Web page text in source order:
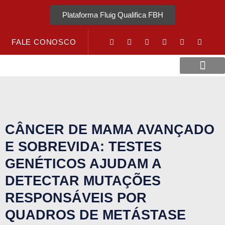
Plataforma Fluig Qualifica FBH
FALE CONOSCO
CÂNCER DE MAMA AVANÇADO
E SOBREVIDA: TESTES
GENÉTICOS AJUDAM A
DETECTAR MUTAÇÕES
RESPONSÁVEIS POR
QUADROS DE METÁSTASE